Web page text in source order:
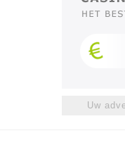
Uw